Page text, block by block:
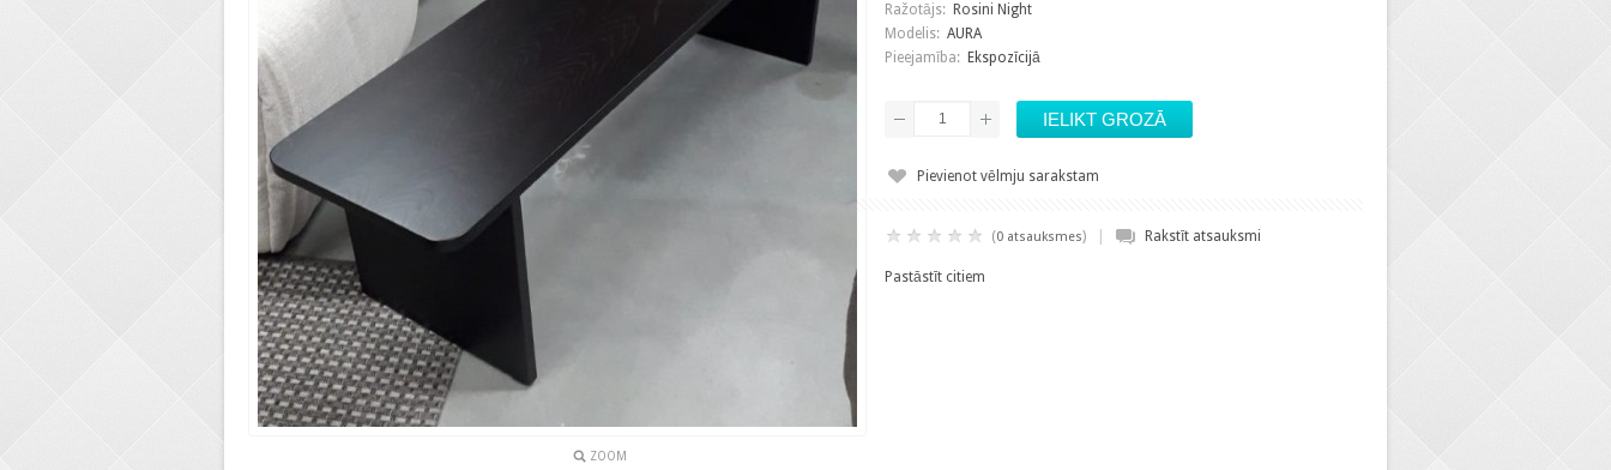
ZOOM
Ražotājs:
Rosini Night
Modelis: AURA
Pieejamība: Ekspozīcijā
Pievienot vēlmju sarakstam
(0 atsauksmes) Rakstīt atsauksmi
Pastāstīt citiem